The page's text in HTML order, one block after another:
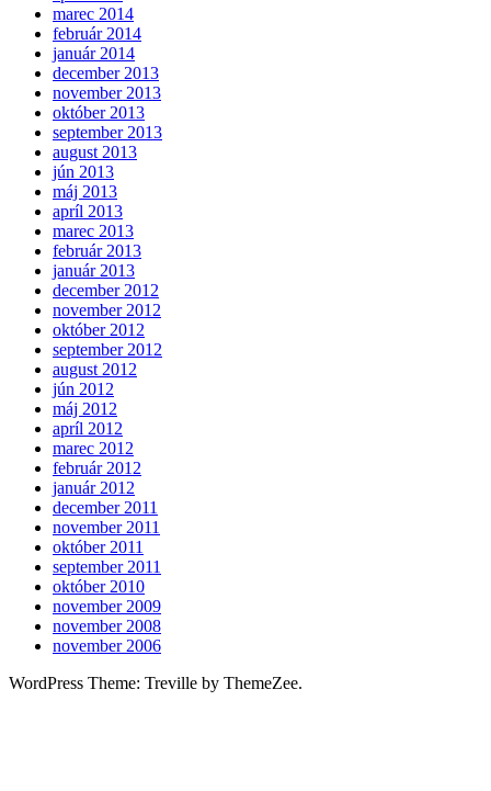
marec 2014
február 2014
január 2014
december 2013
november 2013
október 2013
september 2013
august 2013
jún 2013
máj 2013
apríl 2013
marec 2013
február 2013
január 2013
december 2012
november 2012
október 2012
september 2012
august 2012
jún 2012
máj 2012
apríl 2012
marec 2012
február 2012
január 2012
december 2011
november 2011
október 2011
september 2011
október 2010
november 2009
november 2008
november 2006
WordPress Theme: Treville by ThemeZee.